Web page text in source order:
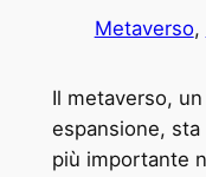
Metaverso,
Il metaverso,
espansione,
più importante